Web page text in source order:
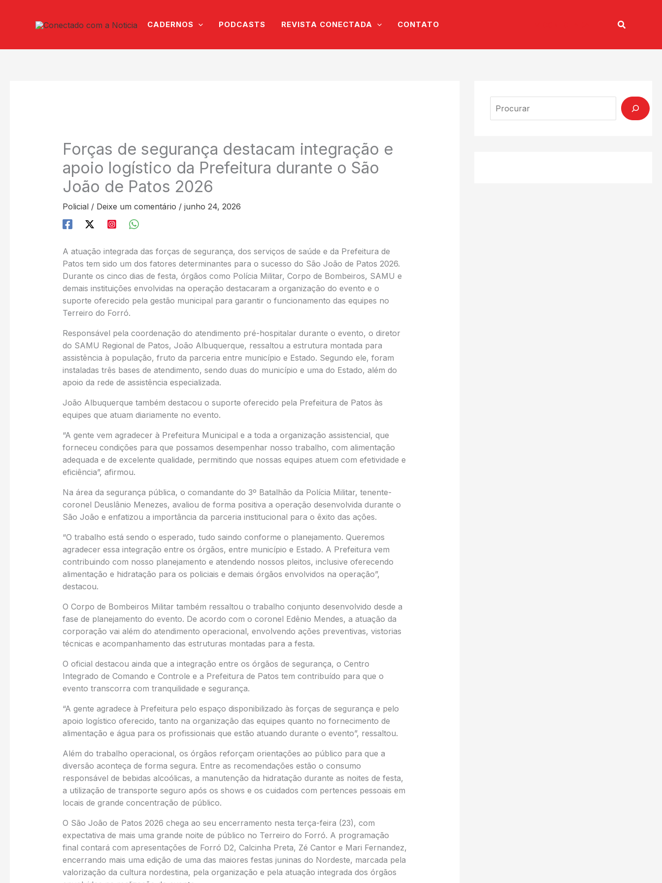
CADERNOS PODCASTS REVISTA CONECTADA CONTATO Pesquisar
Forças de segurança destacam integração e
apoio logístico da Prefeitura durante o São
João de Patos 2026
Policial/ Deixe um comentário / junho 24, 2026
A atuação integrada das forças de segurança, dos serviços de saúde e da Prefeitura de
Patos tem sido um dos fatores determinantes para o sucesso do São João de Patos 2026.
Durante os cinco dias de festa, órgãos como Polícia Militar, Corpo de Bombeiros, SAMU e
demais instituições envolvidas na operação destacaram a organização do evento e o
suporte oferecido pela gestão municipal para garantir o funcionamento das equipes no
Terreiro do Forró.
Responsável pela coordenação do atendimento pré-hospitalar durante o evento, o diretor
do SAMU Regional de Patos, João Albuquerque, ressaltou a estrutura montada para
assistência à população, fruto da parceria entre município e Estado. Segundo ele, foram
instaladas três bases de atendimento, sendo duas do município e uma do Estado, além do
apoio da rede de assistência especializada.
João Albuquerque também destacou o suporte oferecido pela Prefeitura de Patos às
equipes que atuam diariamente no evento.
“A gente vem agradecer à Prefeitura Municipal e a toda a organização assistencial, que
forneceu condições para que possamos desempenhar nosso trabalho, com alimentação
adequada e de excelente qualidade, permitindo que nossas equipes atuem com efetividade e
eficiência”, afirmou.
Na área da segurança pública, o comandante do 3º Batalhão da Polícia Militar, tenente-
coronel Deuslânio Menezes, avaliou de forma positiva a operação desenvolvida durante o
São João e enfatizou a importância da parceria institucional para o êxito das ações.
“O trabalho está sendo o esperado, tudo saindo conforme o planejamento. Queremos
agradecer essa integração entre os órgãos, entre município e Estado. A Prefeitura vem
contribuindo com nosso planejamento e atendendo nossos pleitos, inclusive oferecendo
alimentação e hidratação para os policiais e demais órgãos envolvidos na operação”,
destacou.
O Corpo de Bombeiros Militar também ressaltou o trabalho conjunto desenvolvido desde a
fase de planejamento do evento. De acordo com o coronel Edênio Mendes, a atuação da
corporação vai além do atendimento operacional, envolvendo ações preventivas, vistorias
técnicas e acompanhamento das estruturas montadas para a festa.
O oficial destacou ainda que a integração entre os órgãos de segurança, o Centro
Integrado de Comando e Controle e a Prefeitura de Patos tem contribuído para que o
evento transcorra com tranquilidade e segurança.
“A gente agradece à Prefeitura pelo espaço disponibilizado às forças de segurança e pelo
apoio logístico oferecido, tanto na organização das equipes quanto no fornecimento de
alimentação e água para os profissionais que estão atuando durante o evento”, ressaltou.
Além do trabalho operacional, os órgãos reforçam orientações ao público para que a
diversão aconteça de forma segura. Entre as recomendações estão o consumo
responsável de bebidas alcoólicas, a manutenção da hidratação durante as noites de festa,
a utilização de transporte seguro após os shows e os cuidados com pertences pessoais em
locais de grande concentração de público.
O São João de Patos 2026 chega ao seu encerramento nesta terça-feira (23), com
expectativa de mais uma grande noite de público no Terreiro do Forró. A programação
final contará com apresentações de Forró D2, Calcinha Preta, Zé Cantor e Mari Fernandez,
encerrando mais uma edição de uma das maiores festas juninas do Nordeste, marcada pela
valorização da cultura nordestina, pela organização e pela atuação integrada dos órgãos
Search